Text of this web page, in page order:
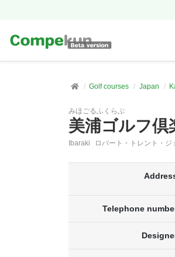
Golf courses Japan
みほごるふくらぶ
美浦ゴルフ倶
Ibaraki ロバート・トレント・
Telephone